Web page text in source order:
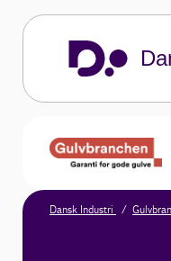
Dansk Industri